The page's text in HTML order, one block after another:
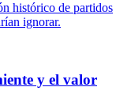
histórico de partidos
ignorar.
y el valor